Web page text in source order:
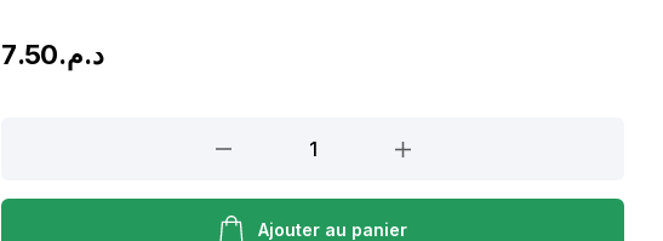
د.م.7.50
8U
Ajouter au panier